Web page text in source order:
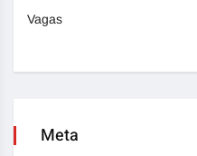
Vagas
Meta